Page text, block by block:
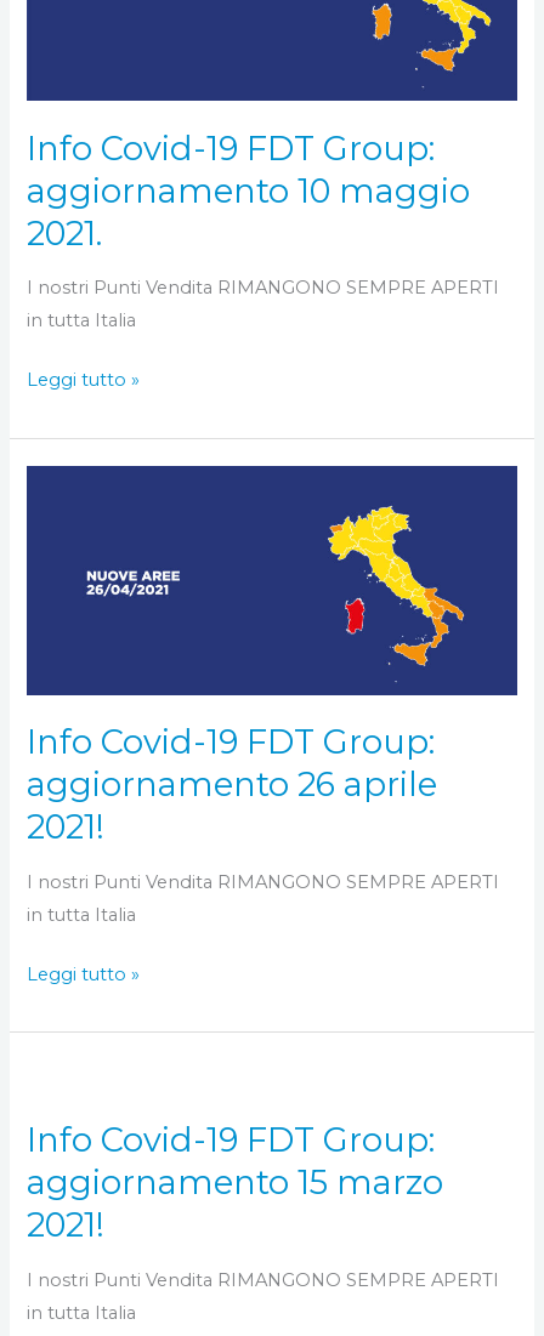
Info Covid-19 FDT Group:
aggiornamento 10 maggio
2021.
I nostri Punti Vendita RIMANGONO SEMPRE APERTI
in tutta Italia
2021.
Leggi tutto »
Info Covid-19 FDT Group:
aggiornamento 26 aprile
2021!
I nostri Punti Vendita RIMANGONO SEMPRE APERTI
in tutta Italia
2021!
Leggi tutto »
Info Covid-19 FDT Group:
aggiornamento 15 marzo
2021!
I nostri Punti Vendita RIMANGONO SEMPRE APERTI
in tutta Italia
19
FDT
Group:
aggiornamento
15
marzo